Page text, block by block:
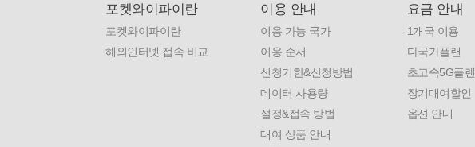
포켓와이파이란
포켓와이파이란
해외인터넷 접속 비교
이용 안내
이용 가능 국가
이용 순서
신청기한&신청방법
데이터 사용량
설정&접속 방법
대여 상품 안내
요금 안내
1개국 이용
다국가플랜
초고속5G플랜
장기대여할인
옵션 안내